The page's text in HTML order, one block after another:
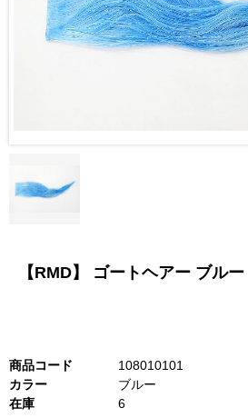
【RMD】 ゴートヘアー ブルー
商品コード
108010101
カラー
ブルー
在庫
6